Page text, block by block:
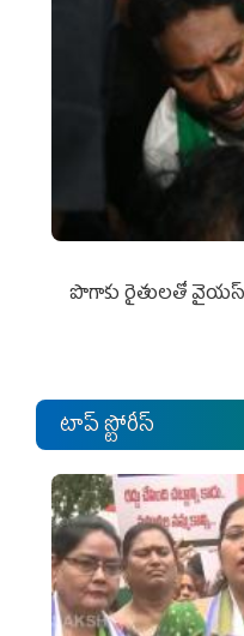
పొగాకు రైతుల‌తో
టాప్ స్టోరీస్